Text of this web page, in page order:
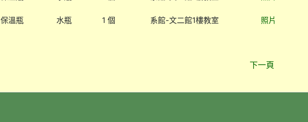
保溫瓶 水瓶 1 個 系館-文二館1樓教室 照片
下一頁